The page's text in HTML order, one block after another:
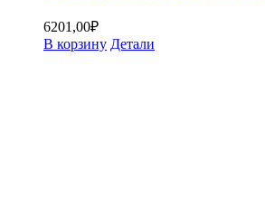
6201,00₽
В корзину Детали